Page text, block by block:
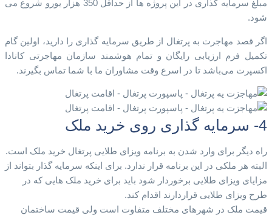
مبلغ سرمایه گذاری در این پروژه ها از حداقل 350 هزار یورو شروع می
شود.
اگر قصد مهاجرت به پرتغال از طریق سرمایه گذاری را دارید، اولین گام
تکمیل فرم ارزیابی رایگان و تمام هوشمند سازمان مهاجرتی کانادا
اکسپرت می‌باشد تا در اسرع وقت مشاوران ما با شما تماس بگیرند.
4- سرمایه گذاری روی خرید ملک
راه دیگر برای وارد شدن به برنامه ویزای طلایی پرتغال خرید ملک است.
البته هر ملکی در این برنامه قرار ندارد. برای اینکه سرمایه گذار بتواند از
مزایای ویزای طلایی برخوردار شود باید برای خرید ملک هایی که در
طرح ویزای طلایی قراردارند اقدام کند.
قیمت ملک در شهرهای مختلف متفاوت است ولی قیمت ساختمان